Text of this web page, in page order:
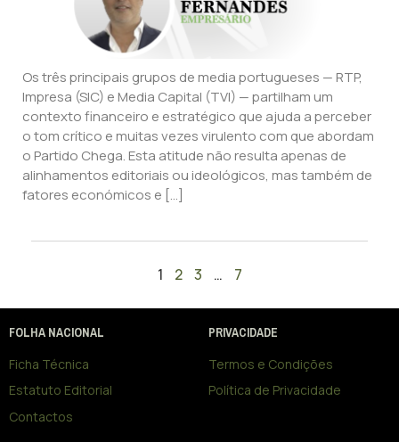
Os três principais grupos de media portugueses — RTP,
Impresa (SIC) e Media Capital (TVI) — partilham um
contexto financeiro e estratégico que ajuda a perceber
o tom crítico e muitas vezes virulento com que abordam
o Partido Chega. Esta atitude não resulta apenas de
alinhamentos editoriais ou ideológicos, mas também de
fatores económicos e […]
1 2 3 … 7
FOLHA NACIONAL
Ficha Técnica
Estatuto Editorial
Contactos
PRIVACIDADE
Termos e Condições
Política de Privacidade